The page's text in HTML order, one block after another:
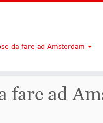
da fare ad Amsterdam
fare ad